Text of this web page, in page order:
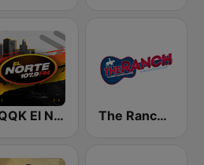
KQQK El Norte 107.9 / 101.7 FM The Ranch - Classic Country